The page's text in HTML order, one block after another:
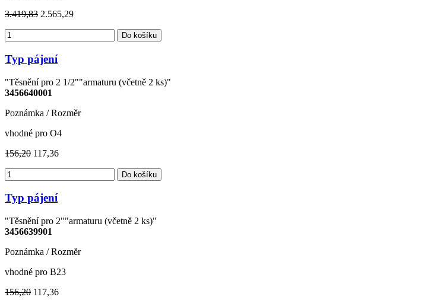
3.419,83 2.565,29
Do košíku
Typ pájení
"Těsnění pro 2 1/2""armaturu (včetně 2 ks)"
3456640001
Poznámka / Rozměr
vhodné pro O4
156,20 117,36
Do košíku
Typ pájení
"Těsnění pro 2""armaturu (včetně 2 ks)"
3456639901
Poznámka / Rozměr
vhodné pro B23
156,20 117,36